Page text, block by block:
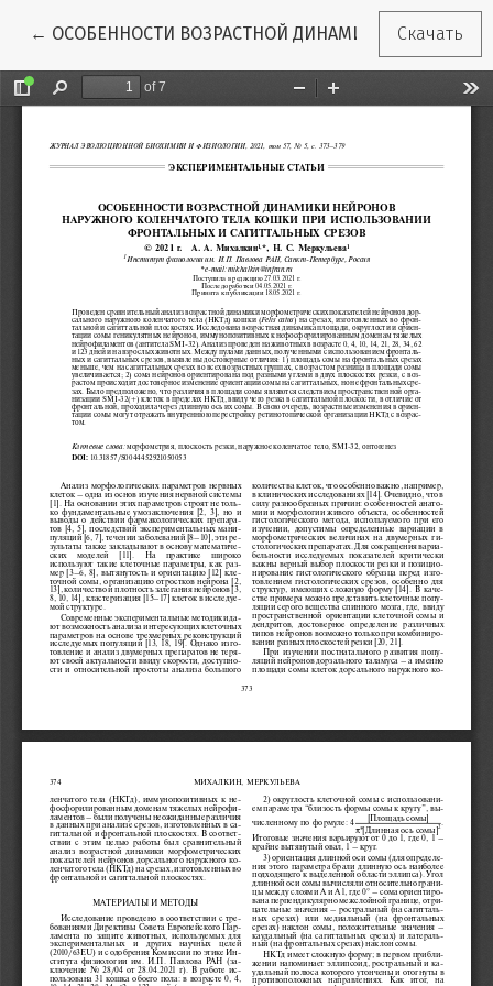
← Вернуться к Подробностям о статье
ОСОБЕННОСТИ ВОЗРАСТНОЙ ДИНАМИКИ Скачать